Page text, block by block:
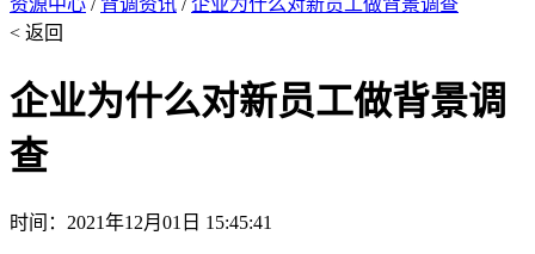
资源中心 / 背调资讯 /企业为什么对新员工做背景调查
< 返回
企业为什么对新员工做背景调
查
时间：2021年12月01日 15:45:41